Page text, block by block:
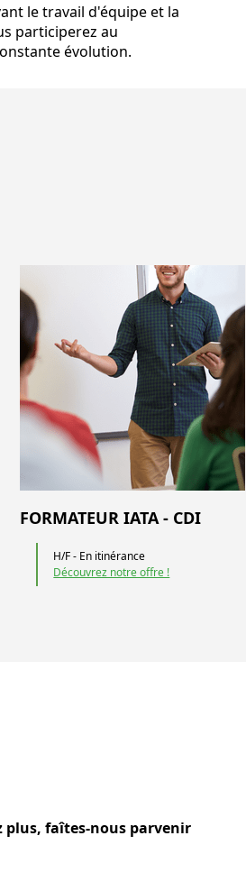
le travail d'équipe et la
participerez au
évolution.
FORMATEUR IATA - CDI
H/F - En itinérance
Découvrez notre offre !
plus, faîtes-nous parvenir